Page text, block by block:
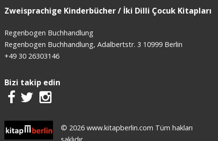
Zweisprachige Kinderbücher / İki Dilli Çocuk Kitapları
Regenbogen Buchhandlung
Regenbogen Buchhandlung, Adalbertstr. 3 10999 Berlin
+49 30 26303146
Bizi takip edin
© 2026 www.kitapberlin.com Tüm hakları